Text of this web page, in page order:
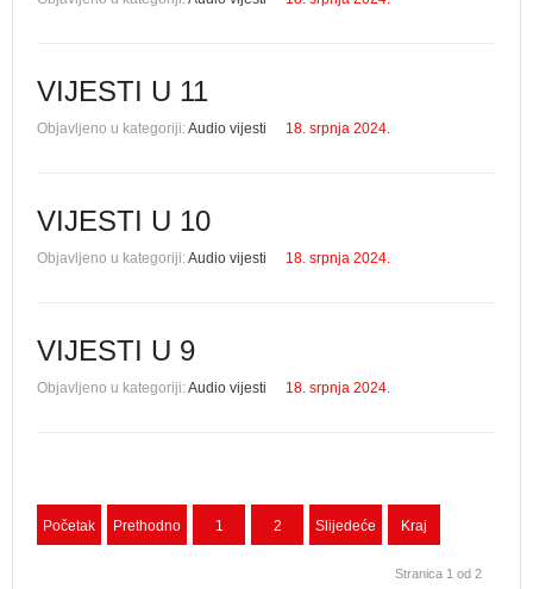
VIJESTI U 11
Objavljeno u kategoriji:Audio vijesti 18. srpnja 2024.
VIJESTI U 10
Objavljeno u kategoriji:Audio vijesti 18. srpnja 2024.
VIJESTI U 9
Objavljeno u kategoriji:Audio vijesti 18. srpnja 2024.
Početak Prethodno 1 2 Slijedeće Kraj
Stranica 1 od 2